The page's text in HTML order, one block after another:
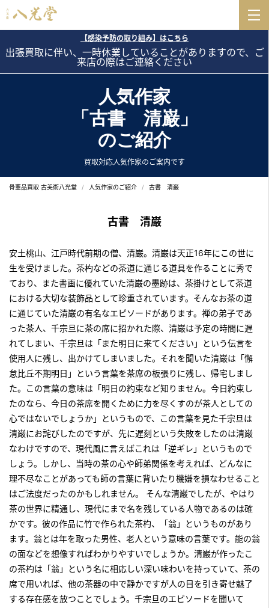
【感染予防の取り組み】はこちら
出張買取に伴い、一時休業していることがありますので、ご
来店の際はご連絡ください
人気作家
「古書 清巌」
のご紹介
買取対応人気作家のご案内です
骨董品買取 古美術八光堂 人気作家のご紹介 古書 清巌
古書 清巌
安土桃山、江戸時代前期の僧、清巌。清巌は天正16年にこの世に
生を受けました。茶杓などの茶道に通じる道具を作ることに秀で
ており、また書画に優れていた清巌の墨跡は、茶掛けとして茶道
における大切な装飾品として珍重されています。そんなお茶の道
に通じていた清巌の有名なエピソードがあります。禅の弟子であ
った茶人、千宗旦に茶の席に招かれた際、清巌は予定の時間に遅
れてしまい、千宗旦は「また明日に来てください」という伝言を
使用人に残し、出かけてしまいました。それを聞いた清巌は「懈
怠比丘不期明日」という言葉を茶席の板張りに残し、帰宅しまし
た。この言葉の意味は「明日の約束など知りません。今日約束し
たのなら、今日の茶席を開くために力を尽くすのが茶人としての
心ではないでしょうか」というもので、この言葉を見た千宗旦は
清巌にお詫びしたのですが、先に遅刻という失敗をしたのは清巌
なわけですので、現代風に言えばこれは「逆ギレ」というもので
しょう。しかし、当時の茶の心や師弟関係を考えれば、どんなに
理不尽なことがあっても師の言葉に背いたり機嫌を損なわせること
はご法度だったのかもしれません。 そんな清巌でしたが、やはり
茶の世界に精通し、現代にまで名を残している人物であるのは確
かです。彼の作品に竹で作られた茶杓、「翁」というものがあり
ます。翁とは年を取った男性、老人という意味の言葉です。能の翁
の面などを想像すればわかりやすいでしょうか。清巌が作ったこ
の茶杓は「翁」という名に相応しい深い味わいを持っていて、茶の
席で用いれば、他の茶器の中で静かですが人の目を引き寄せ魅了
する存在感を放つことでしょう。千宗旦のエピソードを聞いて